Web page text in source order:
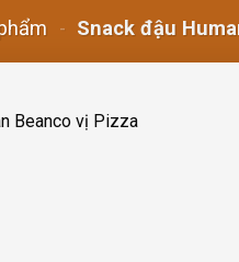
- Snack đậu